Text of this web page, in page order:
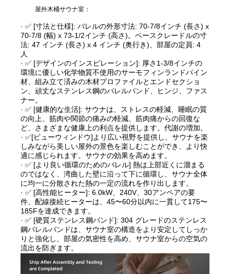
屋外木桶サウナ室：
· ✅ [寸法と仕様]: バレルの外形寸法: 70-7/8インチ (長さ) x
70-7/8 (幅) x 73-1/2インチ (高さ)。ベースクレードルの寸
法: 47 インチ (長さ) x 4 インチ (奥行き)、部屋の定員: 4
人
· ✅ [デザインのインスピレーション]: 厚さ1-3/8インチの
環境に優しい化学物質不使用のサーモフィンランドパイン
材、組み立て済みの木材プロファイルとエンドセクショ
ン、頑丈なステンレス鋼のバレルバンド、ヒンジ、ファス
ナー。
· ✅ [健康的な生活]: サウナは、ストレスの軽減、睡眠の質
の向上、筋肉や関節の痛みの軽減、筋肉痛からの回復な
ど、さまざまな健康上の利点を提供します。代謝の増加。
· ✅[ビューウィンドウ]より広い視野を提供し、サウナを楽
しみながら美しい屋外の景色を楽しむことができ、より快
適に感じられます。サウナの効果を高めます。
· ✅ [より良い循環のためのバレル] 熱は上部近くに溜まる
のではなく、湾曲した壁に沿って下に循環し、サウナ全体
に均一に分散された熱の一定の流れを作り出します。
· ✅ [高性能ヒーター]: 6.0kW、240V、30アンペアの要
件、配線接続ヒーターは、45〜60分以内に一貫して175〜
185Fを達成できます。
· ✅ [硬質ステンレス鋼バンド]: 304 グレードのステンレス
鋼バレルバンドは、サウナ室の構造をより安定してしっか
りと強化し、部屋の気密性を高め、サウナ室からの空気の
流出を防ぎます。